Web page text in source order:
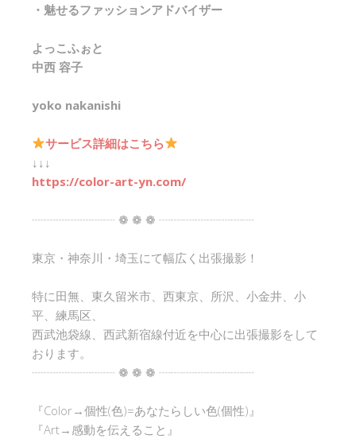
・魅せるファッションアドバイザー
よっこふぉと
中西 容子
yoko nakanishi
サービス詳細はこちら
↓↓↓
https://color-art-yn.com/
┈┈┈┈┈┈┈ ❁ ❁ ❁ ┈┈┈┈┈┈┈┈
東京・神奈川・埼玉にて幅広く出張撮影！
特に田無、東久留米市、西東京、所沢、小金井、小
平、練馬区、
西武池袋線、西武新宿線付近を中心に出張撮影をして
おります。
┈┈┈┈┈┈┈ ❁ ❁ ❁ ┈┈┈┈┈┈┈┈
『Color→個性(色)=あなたらしい色(個性)』
『Art→感動を伝えること』